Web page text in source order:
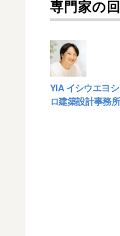
専門家の
YIA イシウエヨ
ロ建築設計事務所